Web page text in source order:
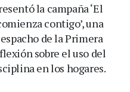
la campaña ‘El
contigo’, una
de la Primera
sobre el uso del
en los hogares.